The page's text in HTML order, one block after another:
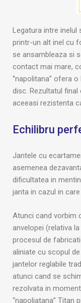
Legatura intre
printr-un alt inel cu
se ansambleaza si
contact mai mare,
‘’napolitana” ofera
disc. Rezultatul
aceeasi rezistenta
Echilibru
Jantele cu
asemenea
dificultatea in
janta in cazul in
Atunci cand vorbim
anvelopei (relativa
procesul de
aliniate cu scopul
jantelor reglabile
atunci cand se
rezolvata in
“napoliatana’’